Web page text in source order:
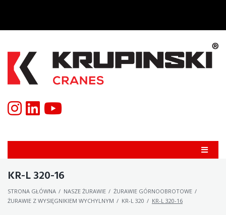
KR-L 320-16
STRONA GŁÓWNA / NASZE ŻURAWIE / ŻURAWIE GÓRNOOBROTOWE /
ŻURAWIE Z WYSIĘGNIKIEM WYCHYLNYM / KR-L 320 / KR-L 320-16